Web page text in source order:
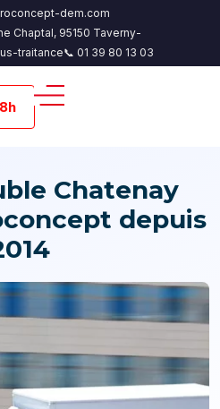
dem.com
Chaptal, 95150 Taverny-
traitance📞 01 39 80 13 03
Chatenay
depuis